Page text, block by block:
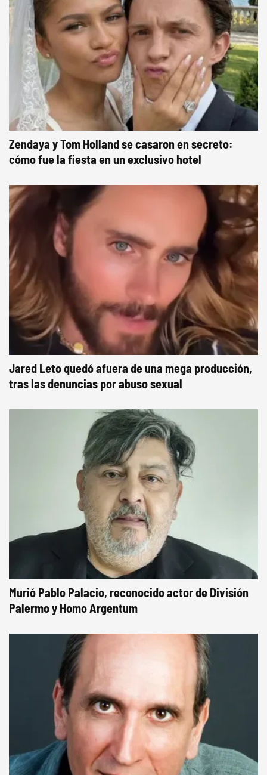
Zendaya y Tom Holland se casaron en secreto:
cómo fue la fiesta en un exclusivo hotel
Jared Leto quedó afuera de una mega producción,
tras las denuncias por abuso sexual
Murió Pablo Palacio, reconocido actor de División
Palermo y Homo Argentum